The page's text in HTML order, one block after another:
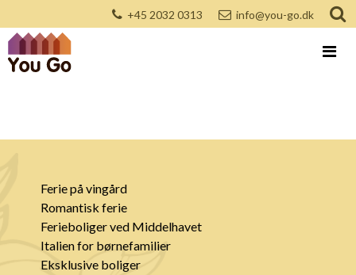
+45 2032 0313 info@you-go.dk
Ferie på vingård
Romantisk ferie
Ferieboliger ved Middelhavet
Italien for børnefamilier
Eksklusive boliger